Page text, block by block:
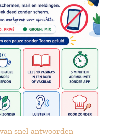
snel antwoorden